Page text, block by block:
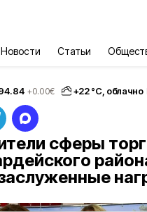
Новости Статьи
+0.00€ +22°С, облачно
сферы